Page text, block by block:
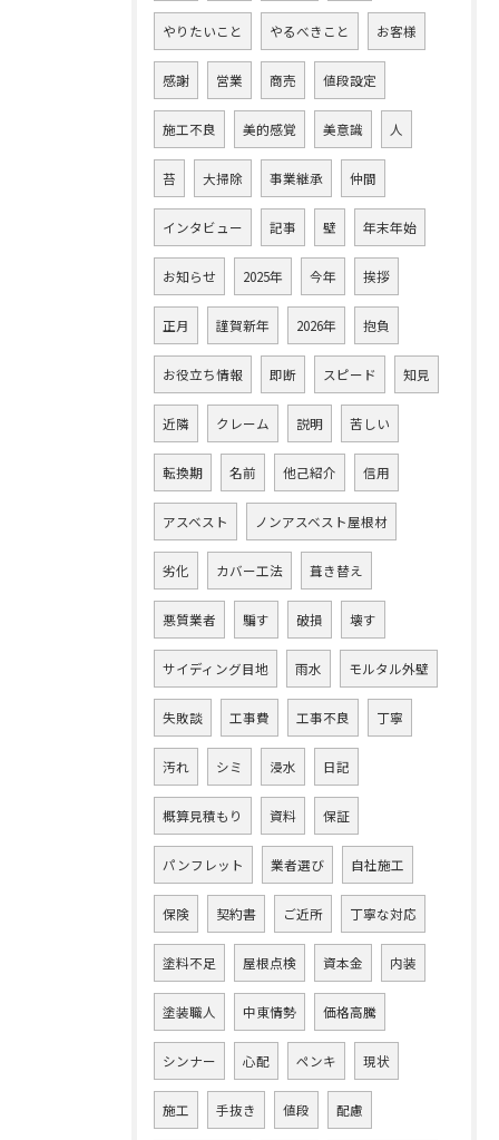
やりたいこと やるべきこと お客様
感謝 営業 商売 値段設定
施工不良 美的感覚 美意識 人
苔 大掃除 事業継承 仲間
インタビュー 記事 壁 年末年始
お知らせ 2025年 今年 挨拶
正月 謹賀新年 2026年 抱負
お役立ち情報 即断 スピード 知見
近隣 クレーム 説明 苦しい
転換期 名前 他己紹介 信用
アスベスト ノンアスベスト屋根材
劣化 カバー工法 葺き替え
悪質業者 騙す 破損 壊す
サイディング目地 雨水 モルタル外壁
失敗談 工事費 工事不良 丁寧
汚れ シミ 浸水 日記
概算見積もり 資料 保証
パンフレット 業者選び 自社施工
保険 契約書 ご近所 丁寧な対応
塗料不足 屋根点検 資本金 内装
塗装職人 中東情勢 価格高騰
シンナー 心配 ペンキ 現状
施工 手抜き 値段 配慮